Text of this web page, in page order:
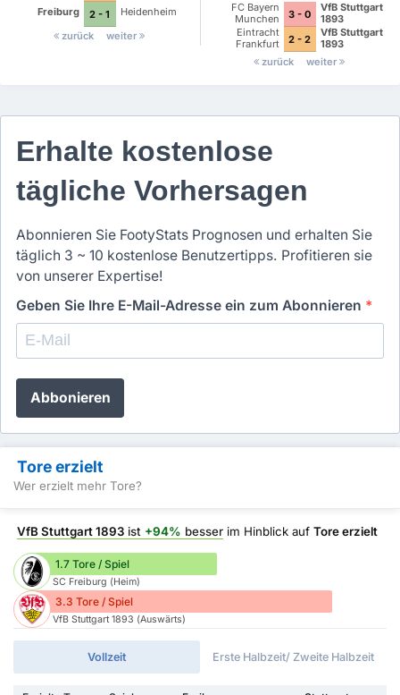
Freiburg
2 - 1
Heidenheim
zurück
weiter
FC Bayern
Munchen
3 - 0
VfB Stuttgart
1893
Eintracht
Frankfurt
2 - 2
VfB Stuttgart
1893
zurück
weiter
Erhalte kostenlose
tägliche Vorhersagen
Abonnieren Sie FootyStats Prognosen und erhalten Sie
täglich 3 ~ 10 kostenlose Benutzertipps. Profitieren sie
von unserer Expertise!
Geben Sie Ihre E-Mail-Adresse ein zum Abonnieren *
Abbonieren
Tore erzielt
Wer erzielt mehr Tore?
VfB Stuttgart 1893 ist +94% besser im Hinblick auf Tore erzielt
1.7 Tore / Spiel
SC Freiburg (Heim)
3.3 Tore / Spiel
VfB Stuttgart 1893 (Auswärts)
Vollzeit Erste Halbzeit/ Zweite Halbzeit